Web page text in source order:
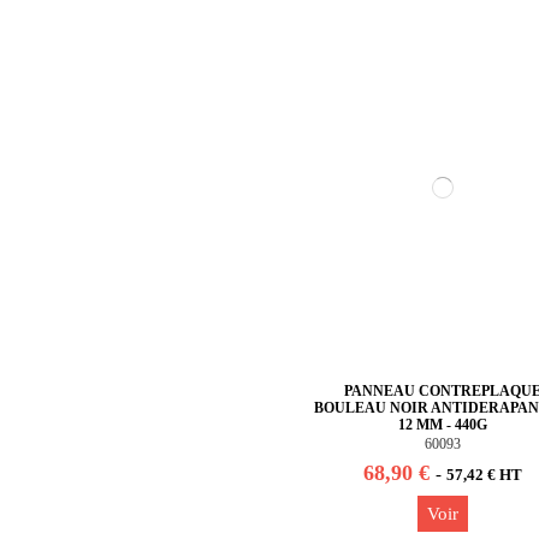
PANNEAU
BOULEAU NOIR
12 MM - 440G
60093
68,90 € - 57,42 € HT
Voir